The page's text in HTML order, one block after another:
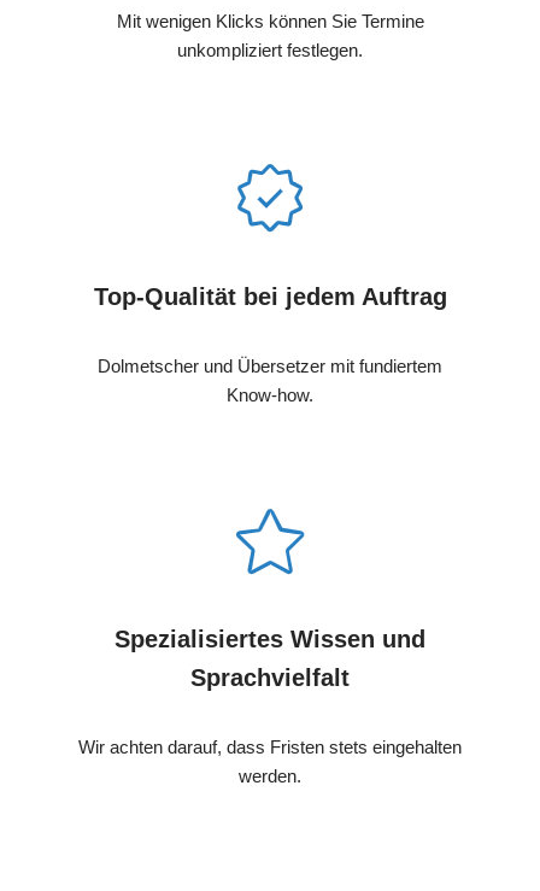
Mit wenigen Klicks können Sie Termine
unkompliziert festlegen.
Top-Qualität bei jedem Auftrag
Dolmetscher und Übersetzer mit fundiertem
Know-how.
Spezialisiertes Wissen und
Sprachvielfalt
Wir achten darauf, dass Fristen stets eingehalten
werden.